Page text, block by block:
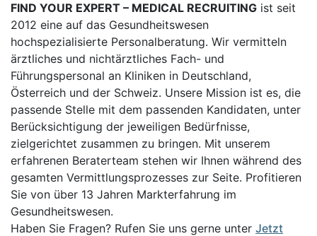
FIND YOUR EXPERT – MEDICAL RECRUITING ist seit
2012 eine auf das Gesundheitswesen
hochspezialisierte Personalberatung. Wir vermitteln
ärztliches und nichtärztliches Fach- und
Führungspersonal an Kliniken in Deutschland,
Österreich und der Schweiz. Unsere Mission ist es, die
passende Stelle mit dem passenden Kandidaten, unter
Berücksichtigung der jeweiligen Bedürfnisse,
zielgerichtet zusammen zu bringen. Mit unserem
erfahrenen Beraterteam stehen wir Ihnen während des
gesamten Vermittlungsprozesses zur Seite. Profitieren
Sie von über 13 Jahren Markterfahrung im
Gesundheitswesen.
Haben Sie Fragen? Rufen Sie uns gerne unter Jetzt